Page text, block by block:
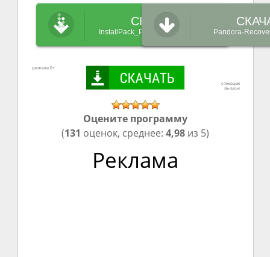
СКАЧАТЬ
InstallPack_Pandora-Recovery.exe Pandora-
Оцените программу
(131 оценок, среднее:4,98 из 5)
Реклама